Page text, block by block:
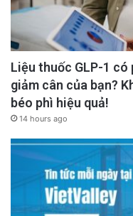
Liệu thuốc GLP-1
giảm cân của bạn?
béo phì hiệu quả!
14 hours ago